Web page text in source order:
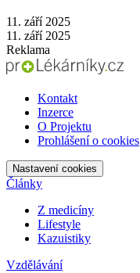
11. září 2025
11. září 2025
Reklama
Kontakt
Inzerce
O Projektu
Prohlášení o cookies
Nastavení cookies
Články
Z medicíny
Lifestyle
Kazuistiky
Vzdělávání